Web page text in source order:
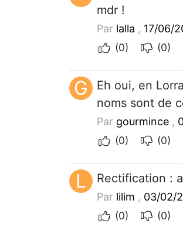
mdr !
Par lalla , 17/06/
(0)
(0)
G
Eh oui, en
noms sont de
Par gourmince ,
(0)
(0)
L Rectification :
Par lilim , 03/02/
(0)
(0)